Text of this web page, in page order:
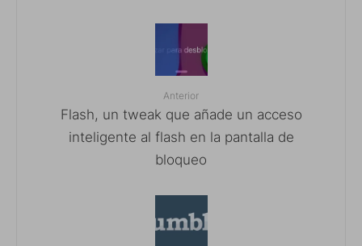
Anterior
Flash, un tweak que añade un acceso
inteligente al flash en la pantalla de
bloqueo